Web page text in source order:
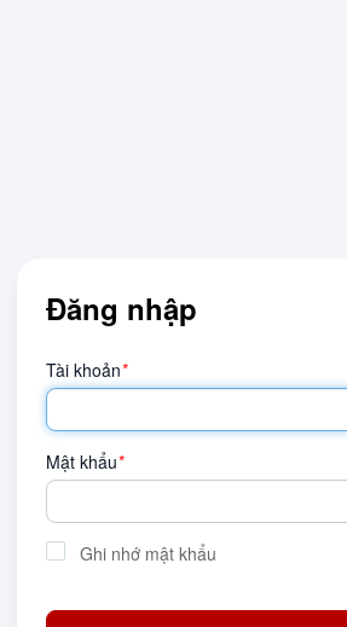
Đăng nhập
Tài khoản*
Mật khẩu*
Ghi nhớ mật khẩu